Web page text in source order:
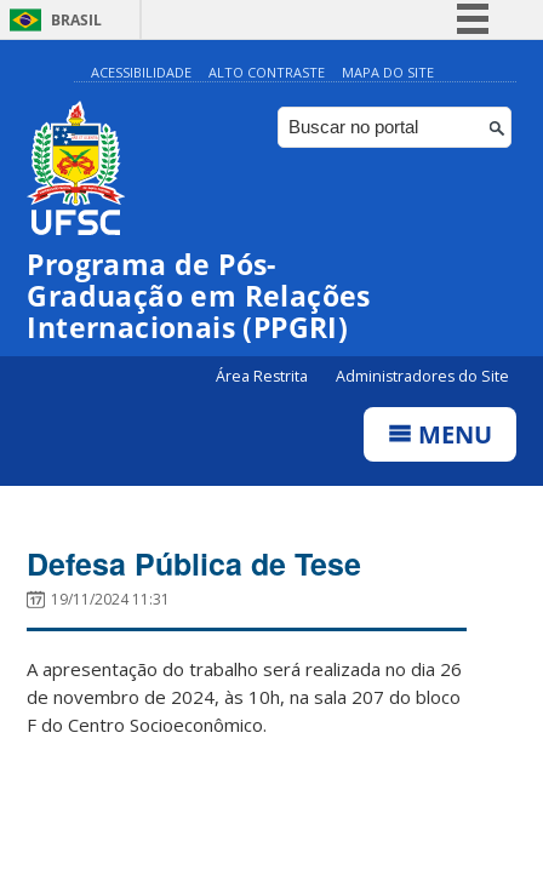
BRASIL
Simplifique!
Comunica BR
Participe
ACESSIBILIDADE ALTO CONTRASTE MAPA DO SITE
Programa de Pós-
Graduação em Relações
Internacionais (PPGRI)
Área Restrita Administradores do Site
MENU
Defesa Pública de Tese
19/11/2024 11:31
A apresentação do trabalho será realizada no dia 26
de novembro de 2024, às 10h, na sala 207 do bloco
F do Centro Socioeconômico.